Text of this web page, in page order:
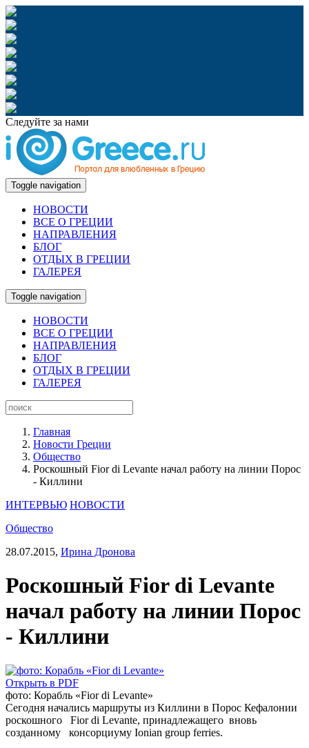
Следуйте за нами
Toggle navigation
НОВОСТИ
ВСЕ О ГРЕЦИИ
НАПРАВЛЕНИЯ
БЛОГ
ОТДЫХ В ГРЕЦИИ
ГАЛЕРЕЯ
Toggle navigation
НОВОСТИ
ВСЕ О ГРЕЦИИ
НАПРАВЛЕНИЯ
БЛОГ
ОТДЫХ В ГРЕЦИИ
ГАЛЕРЕЯ
Главная
Новости Греции
Общество
Роскошный Fior di Levante начал работу на линии Порос
- Киллини
ИНТЕРВЬЮ НОВОСТИ
Общество
28.07.2015, Ирина Дронова
Роскошный Fior di Levante
начал работу на линии Порос
- Киллини
Открыть в PDF
фото: Корабль «Fior di Levante»
Сегодня начались маршруты из Киллини в Порос Кефалонии
роскошного Fior di Levante, принадлежащего вновь
созданному консорциуму Ionian group ferries.